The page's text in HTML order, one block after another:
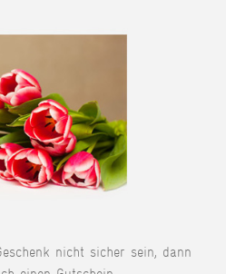
nicht sicher sein, dann